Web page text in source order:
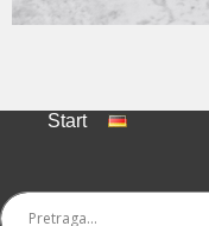
Start